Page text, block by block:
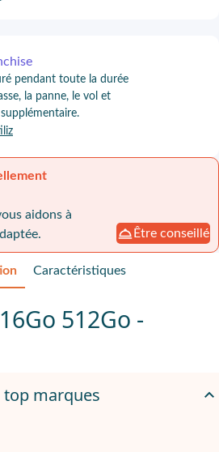
pendant toute la durée
la panne, le vol et
aidons à
Être conseillé
Caractéristiques
512Go -
x 2520) pour travailler
top marques